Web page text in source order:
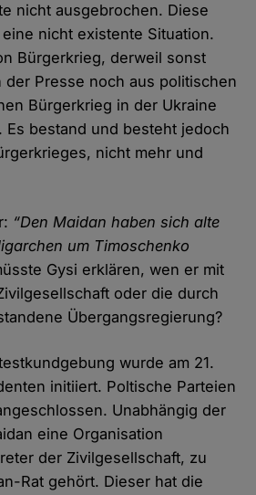
nicht ausgebrochen. Diese
nicht existente Situation.
Bürgerkrieg, derweil sonst
Presse noch aus politischen
Bürgerkrieg in der Ukraine
Es bestand und besteht jedoch
nicht mehr und
“Den Maidan haben sich alte
um Timoschenko
Gysi erklären, wen er mit
oder die durch
Übergangsregierung?
wurde am 21.
initiiert. Poltische Parteien
Unabhängig der
eine Organisation
der Zivilgesellschaft, zu
Rat gehört. Dieser hat die